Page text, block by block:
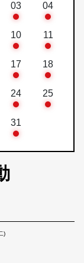
03 04
10 11
17 18
24 25
31
)